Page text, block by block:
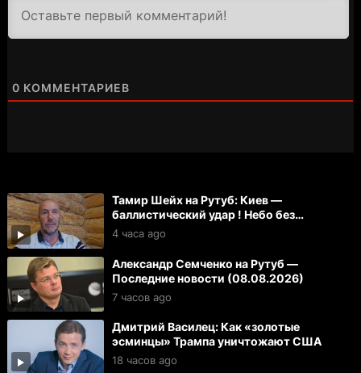
0 КОММЕНТАРИЕВ
Тамир Шейх на Рутуб: Киев —
баллистический удар ! Небо без
спутников Маска
4 часа ago
Александр Семченко на Рутуб —
Последние новости (08.08.2026)
7 часов ago
Дмитрий Василец: Как «золотые
эсминцы» Трампа уничтожают США
18 часов ago